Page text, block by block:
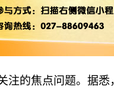
注的焦点问题。据